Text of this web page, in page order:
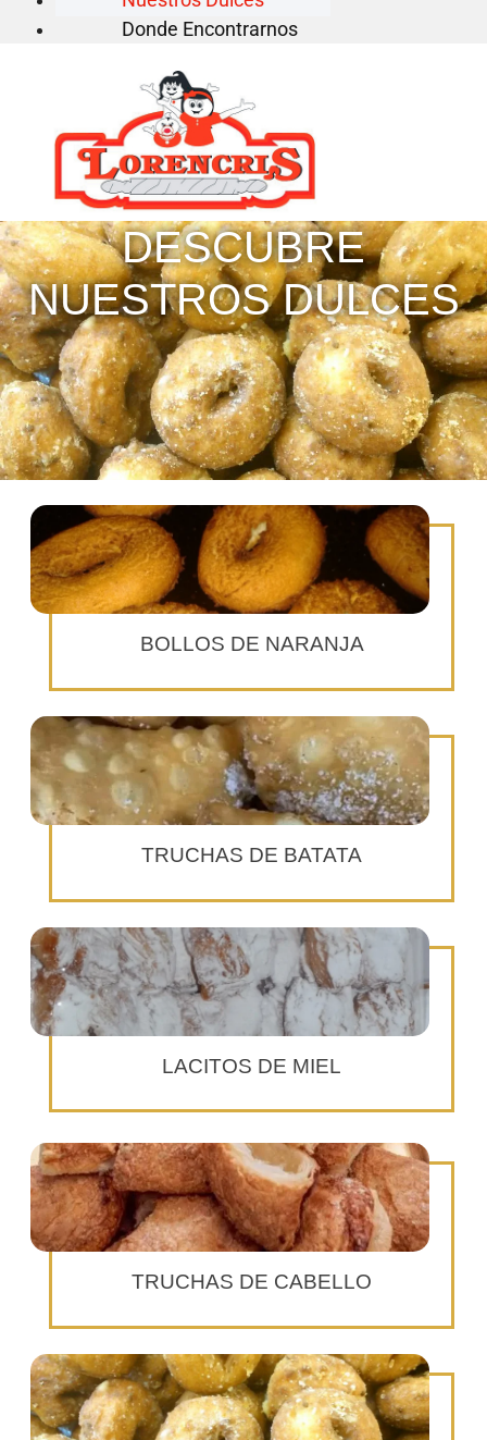
Donde Encontrarnos
DESCUBRE
NUESTROS DULCES
BOLLOS DE NARANJA
TRUCHAS DE BATATA
LACITOS DE MIEL
TRUCHAS DE CABELLO